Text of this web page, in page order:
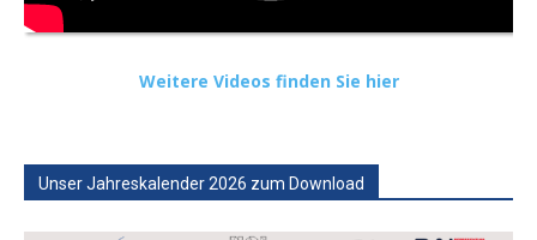
Weitere Videos finden Sie hier
Unser Jahreskalender 2026 zum Download